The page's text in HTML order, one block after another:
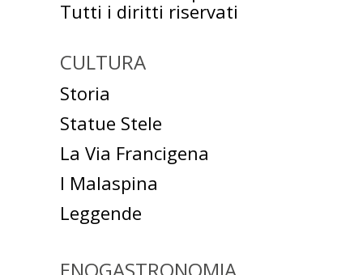
Tutti i diritti riservati
CULTURA
Storia
Statue Stele
La Via Francigena
I Malaspina
Leggende